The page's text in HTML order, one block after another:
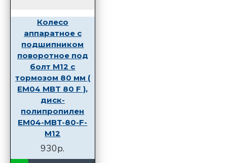
Колесо
аппаратное с
подшипником
поворотное под
болт M12 с
тормозом 80 мм (
EM04 MBT 80 F ),
диск-
полипропилен
EM04-MBT-80-F-
M12
930р.